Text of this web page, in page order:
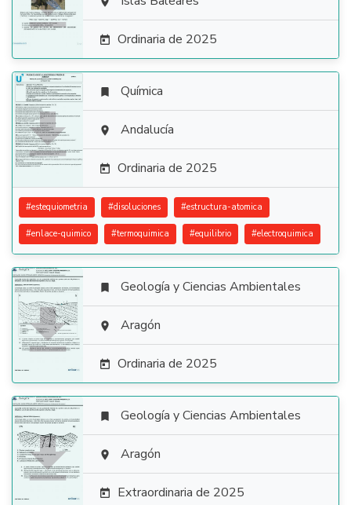
 Ordinaria de 2025

 Química
 Andalucía
 Ordinaria de 2025
#estequiometria #disoluciones #estructura-atomica
#enlace-quimico #termoquimica #equilibrio #electroquimica

 Geología y Ciencias Ambientales
 Aragón
 Ordinaria de 2025

 Geología y Ciencias Ambientales
 Aragón
 Extraordinaria de 2025